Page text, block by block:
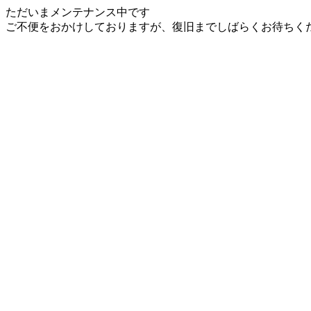
ただいまメンテナンス中です
ご不便をおかけしておりますが、復旧までしばらくお待ちく